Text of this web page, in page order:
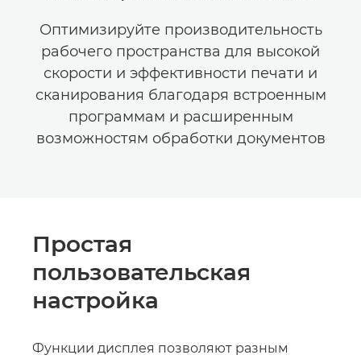
Оптимизируйте производительность
рабочего пространства для высокой
скорости и эффективности печати и
сканирования благодаря встроенным
программам и расширенным
возможностям обработки документов
Простая
пользовательская
настройка
Функции дисплея позволяют разным